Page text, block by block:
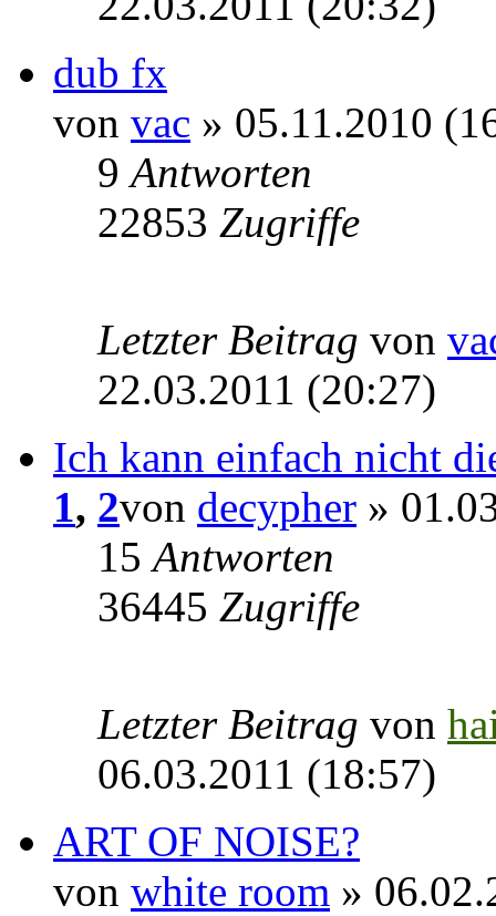
dub fx
von vac » 05.11.2010
9Antworten
22853 Zugriffe
Letzter Beitrag von
22.03.2011 (20:27)
Ich kann einfach nicht
1, 2von decypher »
15Antworten
36445 Zugriffe
Letzter Beitrag von
06.03.2011 (18:57)
ART OF NOISE?
von white room »